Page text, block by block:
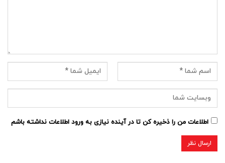
اطلاعات من را ذخیره کن تا در آینده نیازی به ورود اطلاعات نداشته باشم